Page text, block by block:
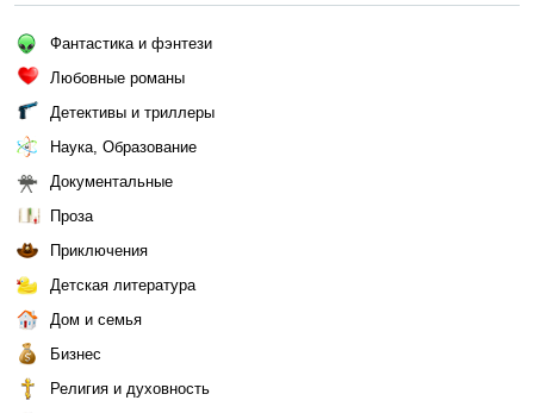
Фантастика и фэнтези
Любовные романы
Детективы и триллеры
Наука, Образование
Документальные
Проза
Приключения
Детская литература
Дом и семья
Бизнес
Религия и духовность